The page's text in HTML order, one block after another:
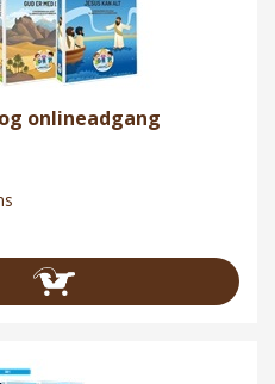
onlineadgang